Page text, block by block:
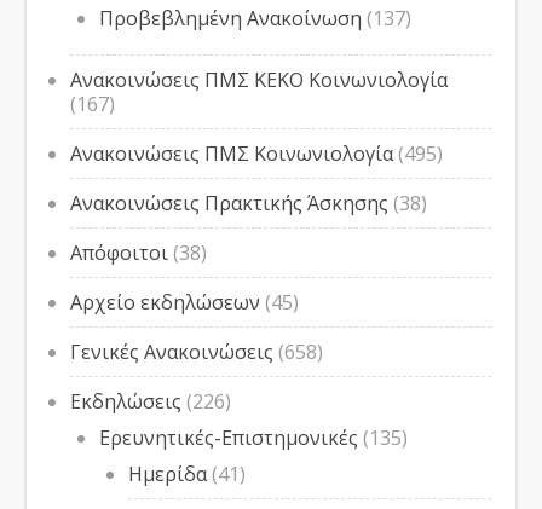
Προβεβλημένη Ανακοίνωση (137)
Ανακοινώσεις ΠΜΣ ΚΕΚΟ Κοινωνιολογία
(167)
Ανακοινώσεις ΠΜΣ Κοινωνιολογία(495)
Ανακοινώσεις Πρακτικής Άσκησης (38)
Απόφοιτοι(38)
Αρχείο εκδηλώσεων (45)
Γενικές Ανακοινώσεις (658)
Εκδηλώσεις (226)
Ερευνητικές-Επιστημονικές (135)
Ημερίδα(41)